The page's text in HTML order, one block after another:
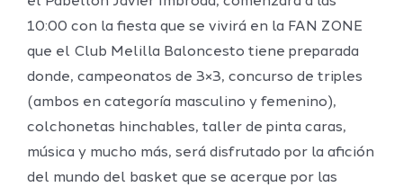
10:00 con la fiesta que se vivirá en la FAN ZONE
que el Club Melilla Baloncesto tiene preparada
donde, campeonatos de 3×3, concurso de triples
(ambos en categoría masculino y femenino),
colchonetas hinchables, taller de pinta caras,
música y mucho más, será disfrutado por la afición
del mundo del basket que se acerque por las